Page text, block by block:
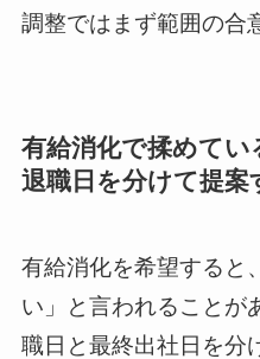
調整ではまず範囲の合
有給消化で揉めてい
退職日を分けて提案
有給消化を希望すると
い」と言われることが
職日と最終出社日を分